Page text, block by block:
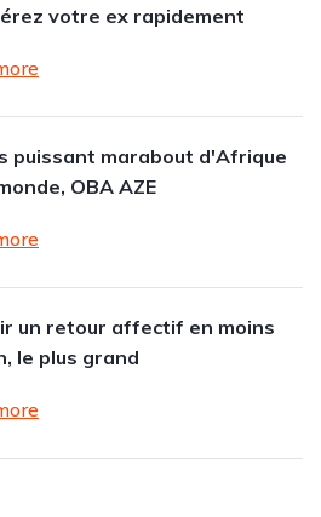
votre ex rapidement
puissant marabout d'Afrique
OBA AZE
un retour affectif en moins
le plus grand